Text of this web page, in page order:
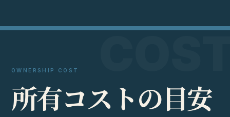
OWNERSHIP COST
所有コス トの目安